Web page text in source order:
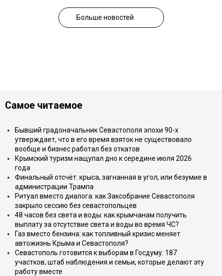
Больше новостей
Самое читаемое
Бывший градоначальник Севастополя эпохи 90-х
утверждает, что в его время взяток не существовало
вообще и бизнес работал без откатов
Крымский туризм нащупал дно к середине июля 2026
года
Финальный отсчёт: крыса, загнанная в угол, или безумие в
администрации Трампа
Ритуал вместо диалога: как Заксобрание Севастополя
закрыло сессию без севастопольцев
48 часов без света и воды: как крымчанам получить
выплату за отсутствие света и воды во время ЧС?
Газ вместо бензина: как топливный кризис меняет
автожизнь Крыма и Севастополя?
Севастополь готовится к выборам в Госдуму: 187
участков, штаб наблюдения и семьи, которые делают эту
работу вместе